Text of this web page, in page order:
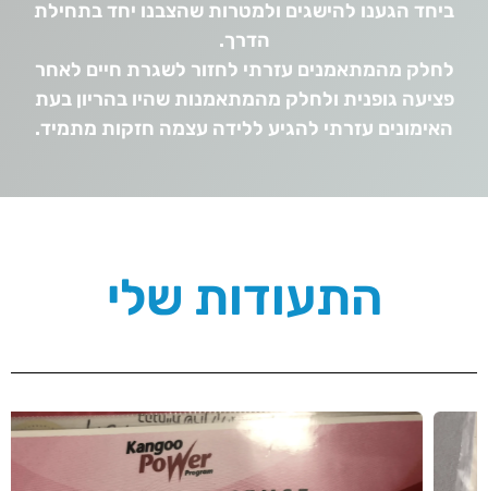
ביחד הגענו להישגים ולמטרות שהצבנו יחד בתחילת
הדרך.
לחלק מהמתאמנים עזרתי לחזור לשגרת חיים לאחר
פציעה גופנית ולחלק מהמתאמנות שהיו בהריון בעת
האימונים עזרתי להגיע ללידה עצמה חזקות מתמיד.
התעודות שלי